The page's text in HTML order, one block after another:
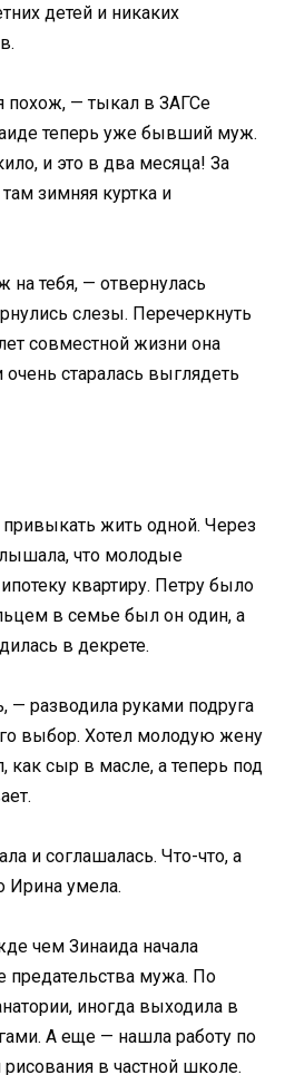
детей и никаких
похож, — тыкал в ЗАГСе
теперь уже бывший муж.
и это в два месяца! За
зимняя куртка и
на тебя, — отвернулась
слезы. Перечеркнуть
совместной жизни она
очень старалась выглядеть
жить одной. Через
что молодые
квартиру. Петру было
в семье был он один, а
в декрете.
— разводила руками подруга
выбор. Хотел молодую жену
как сыр в масле, а теперь под
и соглашалась. Что-что, а
Ирина умела.
чем Зинаида начала
предательства мужа. По
иногда выходила в
А еще — нашла работу по
в частной школе.